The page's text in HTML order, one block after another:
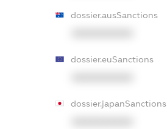
dossier.ausSanctions
dossier.euSanctions
dossier.japanSanctions